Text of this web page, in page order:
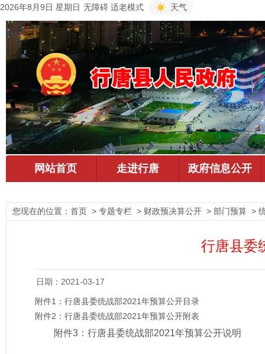
2026年8月9日 星期日 无障碍 适老模式 天气
您现在的位置： 首页 > 专题专栏 > 财政预决算公开 > 部门预算 >
行唐县委
日期：2021-03-17
附件1： 行唐县委统战部2021年预算公开目录
附件2： 行唐县委统战部2021年预算公开附表
附件3： 行唐县委统战部2021年预算公开说明